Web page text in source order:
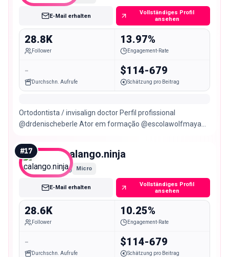
E-Mail erhalten
Vollständiges Profil
ansehen
28.8K
Follower
13.97%
Engagement-Rate
-
Durchschn. Aufrufe
$114-679
Schätzung pro Beitrag
Ortodontista / invisalign doctor Perfil profissional
@drdenischeberle Ator em formação @escolawolfmaya
#17 calango.ninja
Micro
E-Mail erhalten
Vollständiges Profil
ansehen
28.6K
Follower
10.25%
Engagement-Rate
-
Durchschn. Aufrufe
$114-679
Schätzung pro Beitrag